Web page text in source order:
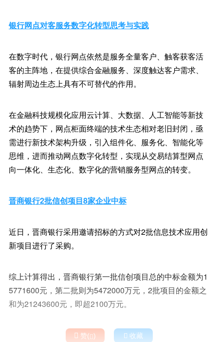
银行网点对客服务数字化转型思考与实践
在数字时代，银行网点依然是服务全量客户、触客获客活
客的主阵地，在提供综合金融服务、深度触达客户需求、
辐射周边生态上具有不可替代的作用。
在金融科技规模化应用云计算、大数据、人工智能等新技
术的趋势下，网点柜面终端的技术生态相对老旧封闭，亟
需进行新技术架构升级，引入组件化、服务化、智能化等
思维，进而推动网点数字化转型，实现从交易结算型网点
向一体化、生态化、数字化的营销服务型网点的转变。
晋商银行2批信创项目8家企业中标
近日，晋商银行采用邀请招标的方式对2批信息技术应用创
新项目进行了采购。
综上计算得出，晋商银行第一批信创项目总的中标金额为1
5771600元，第二批则为5472000万元，2批项目的金额之
和为21243600元，即超2100万元。
 赞()  收藏